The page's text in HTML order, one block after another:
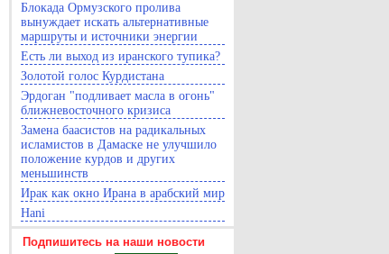
Блокада Ормузского пролива
вынуждает искать альтернативные
маршруты и источники энергии
Есть ли выход из иранского тупика?
Золотой голос Курдистана
Эрдоган "подливает масла в огонь"
ближневосточного кризиса
Замена баасистов на радикальных
исламистов в Дамаске не улучшило
положение курдов и других
меньшинств
Ирак как окно Ирана в арабский мир
Hani
Подпишитесь на наши новости